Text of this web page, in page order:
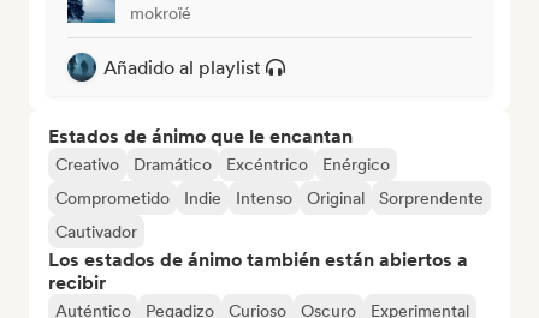
mokroïé
Añadido al playlist
Estados de ánimo que le encantan
Creativo Dramático Excéntrico
Enérgico
Comprometido
Indie Intenso Original
Sorprendente
Cautivador
Los estados de ánimo también están abiertos a
recibir
Auténtico Pegadizo Curioso Oscuro
Experimental